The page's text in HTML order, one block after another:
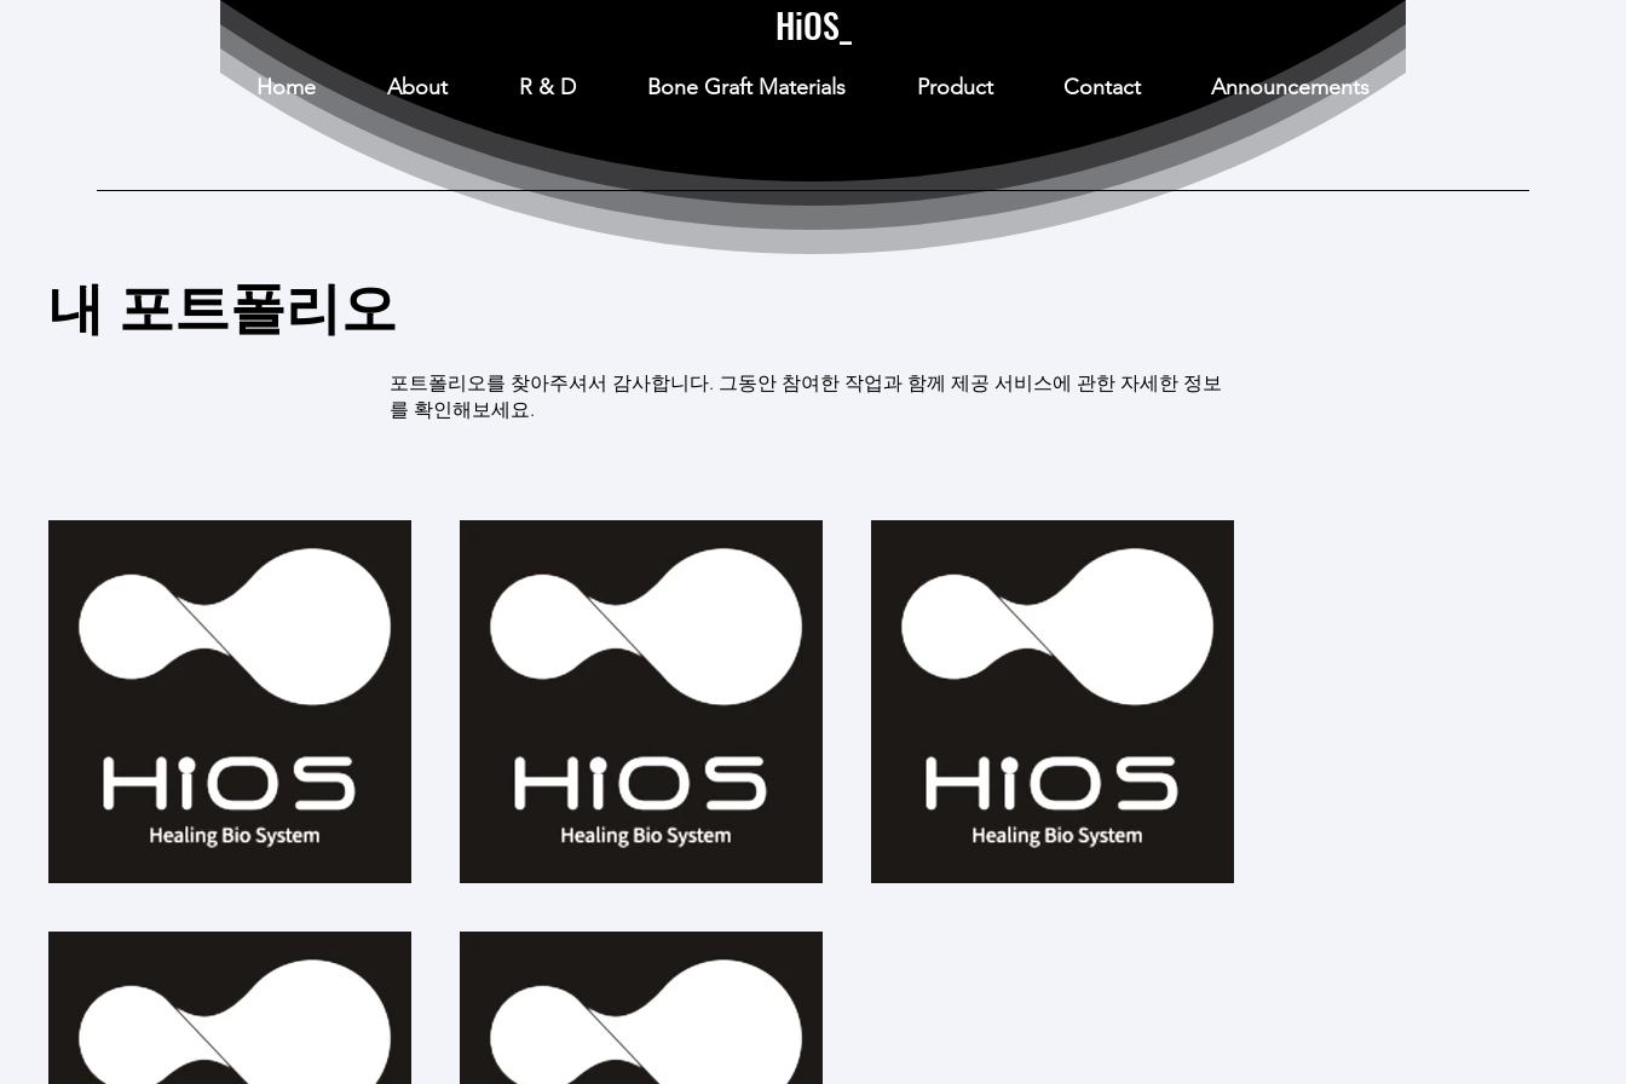
HiOS_
Home About R & D Bone Graft Materials Product Contact Announcements
내 포트폴리오
포트폴리오를 찾아주셔서 감사합니다. 그동안 참여한 작업과 함께 제공 서비스에 관한 자세한 정보
를 확인해보세요.